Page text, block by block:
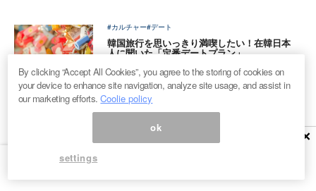
#カルチャー#デート
韓国旅行を思いっきり満喫したい！在韓日本
人に聞いた「定番デートプラン」
by haeri
#コラム#出産 ×
By clicking “Accept All Cookies”, you agree to the storing of cookies on
your device to enhance site navigation, analyze site usage, and assist in
our marketing efforts.Coolie policy
ok
settings